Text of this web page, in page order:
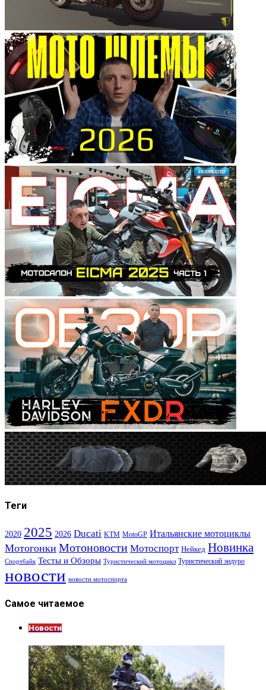
Теги
2020 2025 2026 Ducati KTM MotoGP Итальянские мотоциклы
Мотогонки Мотоновости Мотоспорт Нейкед Новинка
Спортбайк Тесты и Обзоры Туристический мотоцикл Туристический эндуро
новости новости мотоспорта
Самое читаемое
Новости